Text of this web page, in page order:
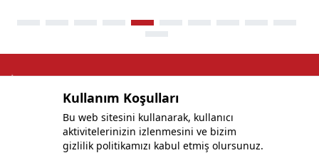
Kullanım Koşulları
Bu web sitesini kullanarak, kullanıcı
aktivitelerinizin izlenmesini ve bizim
gizlilik politikamızı kabul etmiş olursunuz.
Bonafida Tekstil Yazılım İç Ve Dış Tic. Ltd. Şti.
+90 (544) 521 85 00